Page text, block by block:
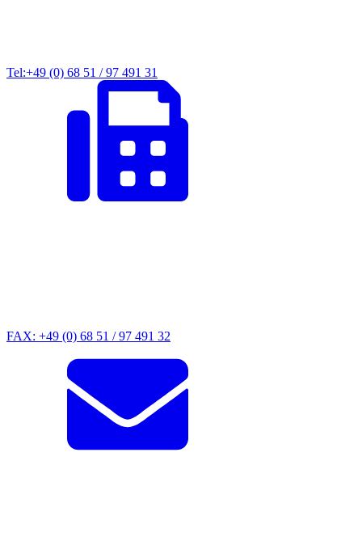
Tel:+49 (0) 68 51 / 97 491 31
FAX: +49 (0) 68 51 / 97 491 32